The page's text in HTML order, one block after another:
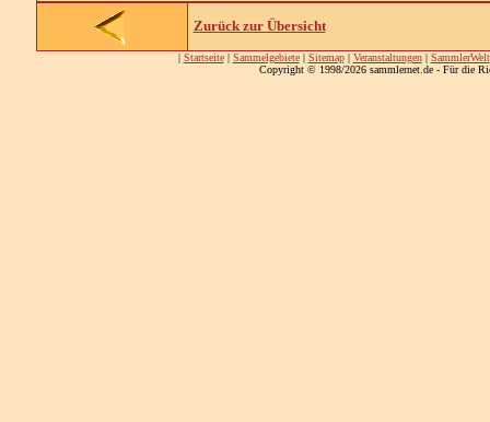
Zurück zur Übersicht
| Startseite| Sammelgebiete| Sitemap| Veranstaltungen| SammlerWelt
Copyright © 1998/2026 sammlernet.de - Für die